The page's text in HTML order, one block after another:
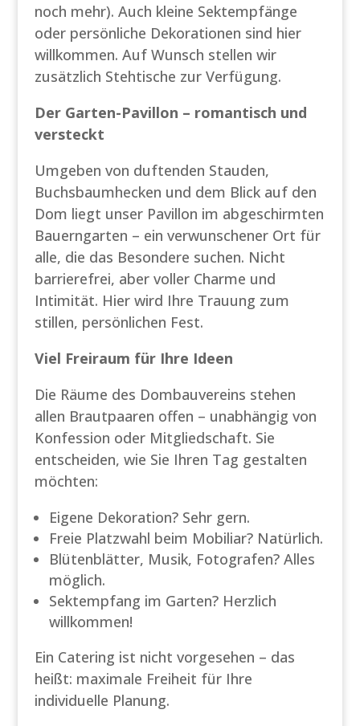
noch mehr). Auch kleine Sektempfänge
oder persönliche Dekorationen sind hier
willkommen. Auf Wunsch stellen wir
zusätzlich Stehtische zur Verfügung.
Der Garten-Pavillon – romantisch und
versteckt
Umgeben von duftenden Stauden,
Buchsbaumhecken und dem Blick auf den
Dom liegt unser Pavillon im abgeschirmten
Bauerngarten – ein verwunschener Ort für
alle, die das Besondere suchen. Nicht
barrierefrei, aber voller Charme und
Intimität. Hier wird Ihre Trauung zum
stillen, persönlichen Fest.
Viel Freiraum für Ihre Ideen
Die Räume des Dombauvereins stehen
allen Brautpaaren offen – unabhängig von
Konfession oder Mitgliedschaft. Sie
entscheiden, wie Sie Ihren Tag gestalten
möchten:
Eigene Dekoration? Sehr gern.
Freie Platzwahl beim Mobiliar? Natürlich.
Blütenblätter, Musik, Fotografen? Alles
möglich.
Sektempfang im Garten? Herzlich
willkommen!
Ein Catering ist nicht vorgesehen – das
heißt: maximale Freiheit für Ihre
individuelle Planung.